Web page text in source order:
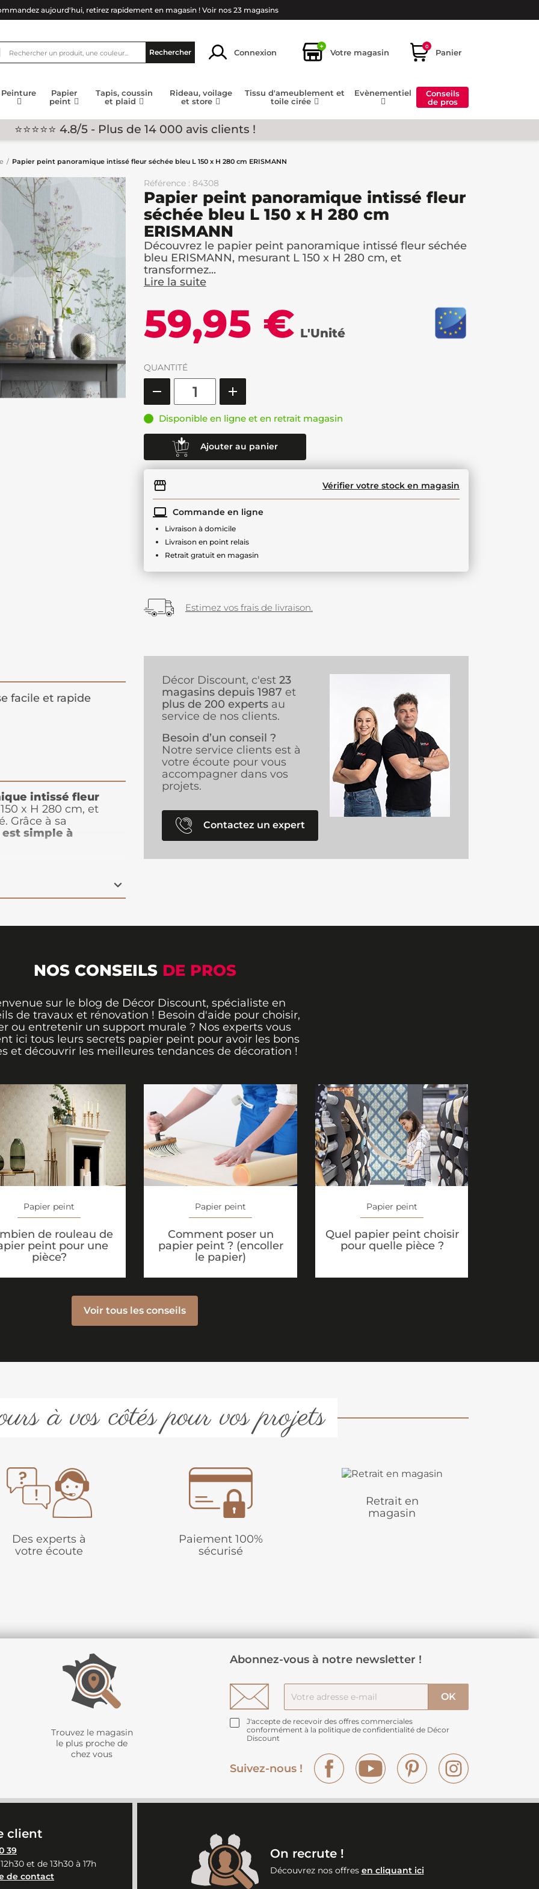
aujourd'hui, retirez rapidement en magasin ! Voir nos 23 magasins
Rechercher Connexion
+
Votre magasin
0
Panier
Peinture
Papier
peint
Tapis, coussin
et plaid
Rideau, voilage
et store
Tissu d'ameublement et
toile cirée
Evènementiel
Conseils
de pros
⭐⭐⭐⭐⭐ 4.8/5 - Plus de 14 000 avis clients !
Papier peint panoramique intissé fleur séchée bleu L 150 x H 280 cm ERISMANN
Référence : 84308
Papier peint panoramique intissé fleur
séchée bleu L 150 x H 280 cm
ERISMANN
Découvrez le papier peint panoramique intissé fleur séchée
bleu ERISMANN, mesurant L 150 x H 280 cm, et
transformez...
Lire la suite
59,95 € L'Unité
QUANTITÉ
Disponible en ligne et en retrait magasin
Ajouter au panier
Vérifier votre stock en magasin
Commande en ligne
Livraison à domicile
Livraison en point relais
Retrait gratuit en magasin
Estimez vos frais de livraison.
facile et rapide
intissé fleur
x H 280 cm, et
Grâce à sa
simple à
motifs de fleurs
Fabriqué en 3 lés, il
vous permettant de
intissé fleur
Décor Discount, c'est 23
magasins depuis 1987 et
plus de 200 experts au
service de nos clients.
Besoin d’un conseil ?
Notre service clients est à
votre écoute pour vous
accompagner dans vos
projets.
Contactez un expert
NOS CONSEILS DE PROS
sur le blog de Décor Discount, spécialiste en
de travaux et rénovation ! Besoin d'aide pour choisir,
ou entretenir un support murale ? Nos experts vous
ici tous leurs secrets papier peint pour avoir les bons
et découvrir les meilleures tendances de décoration !
Papier peint
de rouleau de
peint pour une
pièce?
Papier peint
Comment poser un
papier peint ? (encoller
le papier)
Papier peint
Quel papier peint choisir
pour quelle pièce ?
Voir tous les conseils
à vos côtés pour vos projets
Des experts à
votre écoute
Paiement 100%
sécurisé
Retrait en
magasin
Trouvez le magasin
le plus proche de
chez vous
Abonnez-vous à notre newsletter !
J'accepte de recevoir des offres commerciales
conformément à la politique de confidentialité de Décor
Discount
Suivez-nous !
Facebook YouTube Pinterest
client
39
et de 13h30 à 17h
de contact
On recrute !
Découvrez nos offres en cliquant ici